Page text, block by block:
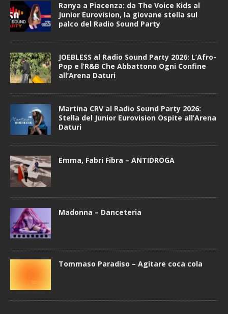
Ranya a Piacenza: da The Voice Kids al
Junior Eurovision, la giovane stella sul
palco del Radio Sound Party
JOEBLESS al Radio Sound Party 2026: L’Afro-
Pop e l’R&B Che Abbattono Ogni Confine
all’Arena Daturi
Martina CRV al Radio Sound Party 2026:
Stella del Junior Eurovision Ospite all’Arena
Daturi
Emma, Fabri Fibra – ANTIDROGA
Madonna – Danceteria
Tommaso Paradiso – Agitare coca cola